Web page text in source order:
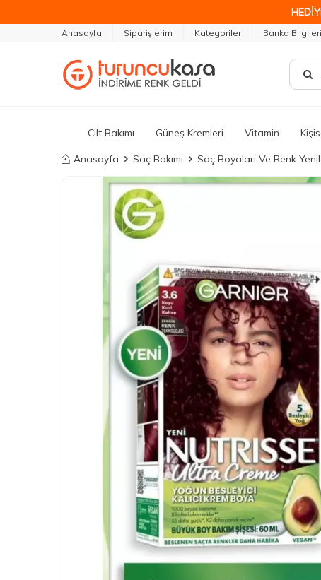
Anasayfa Siparişlerim Kategoriler Banka
Cilt Bakımı Güneş Kremleri Vitamin
Anasayfa Saç Bakımı Saç Boyaları Ve Renk